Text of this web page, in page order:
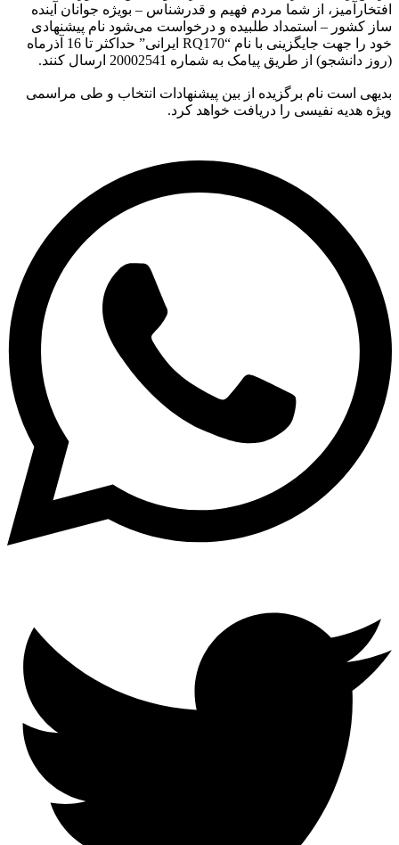
افتخارآمیز، از شما مردم فهیم و قدرشناس – بویژه جوانان آینده
ساز کشور – استمداد طلبیده و درخواست می‌شود نام پیشنهادی
خود را جهت جایگزینی با نام “RQ170 ایرانی” حداکثر تا 16 آذرماه
(روز دانشجو) از طریق پیامک به شماره 20002541 ارسال کنند.
بدیهی است نام برگزیده از بین پیشنهادات انتخاب و طی مراسمی
ویژه هدیه نفیسی را دریافت خواهد کرد.